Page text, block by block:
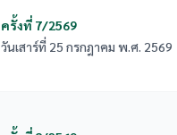
ครั้งที่ 7/2569
วันเสาร์ที่ 25 กรกฎาคม พ.ศ. 2569